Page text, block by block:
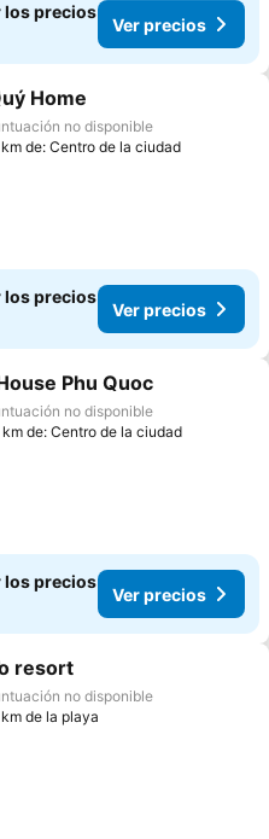
los precios
Ver precios
a favoritos
Home
no disponible
de: Centro de la ciudad
los precios
Ver precios
a favoritos
Phu Quoc
no disponible
de: Centro de la ciudad
los precios
Ver precios
a favoritos
resort
no disponible
de la playa